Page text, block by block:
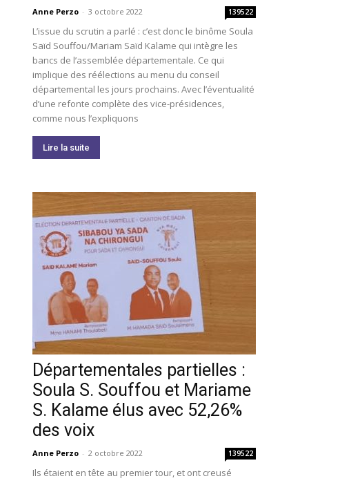
Anne Perzo - 3 octobre 2022 139522
L’issue du scrutin a parlé : c’est donc le binôme Soula
Saïd Souffou/Mariam Saïd Kalame qui intègre les
bancs de l’assemblée départementale. Ce qui
implique des réélections au menu du conseil
départemental les jours prochains. Avec l’éventualité
d’une refonte complète des vice-présidences,
comme nous l’expliquons
Lire la suite
Départementales partielles :
Soula S. Souffou et Mariame
S. Kalame élus avec 52,26%
des voix
Anne Perzo - 2 octobre 2022 139522
Ils étaient en tête au premier tour, et ont creusé